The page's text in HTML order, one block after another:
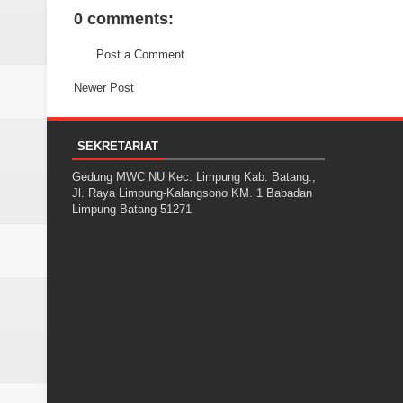
0 comments:
Post a Comment
Newer Post
SEKRETARIAT
Gedung MWC NU Kec. Limpung Kab. Batang.,
Jl. Raya Limpung-Kalangsono KM. 1 Babadan
Limpung Batang 51271